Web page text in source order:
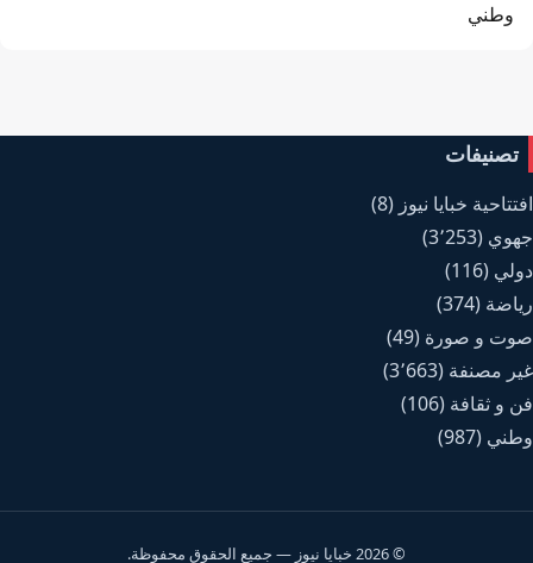
وطني
تصنيفات
افتتاحية خبايا نيوز (8)
جهوي (3٬253)
دولي (116)
رياضة (374)
صوت و صورة (49)
غير مصنفة (3٬663)
فن و ثقافة (106)
وطني (987)
© 2026 خبايا نيوز — جميع الحقوق محفوظة.